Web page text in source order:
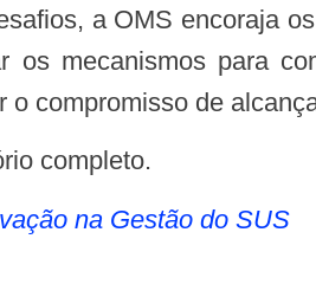
os mecanismos para
o compromisso de
completo.
na Gestão do SUS